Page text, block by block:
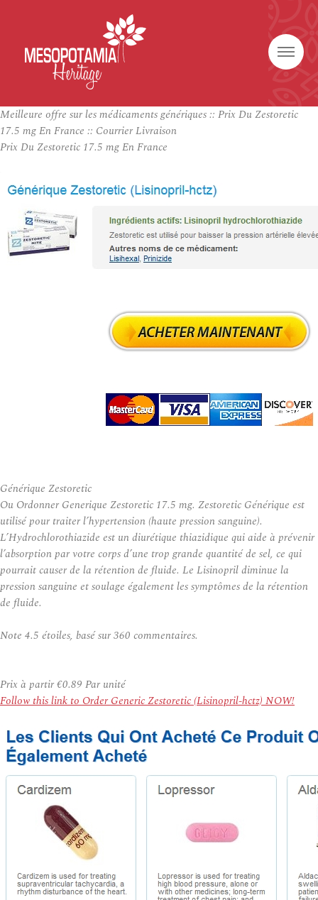
Meilleure offre sur les médicaments génériques :: Prix Du Zestoretic
17.5 mg En France :: Courrier Livraison
Prix Du Zestoretic 17.5 mg En France
Générique Zestoretic
Ou Ordonner Generique Zestoretic 17.5 mg. Zestoretic Générique est
utilisé pour traiter l’hypertension (haute pression sanguine).
L’Hydrochlorothiazide est un diurétique thiazidique qui aide à prévenir
l’absorption par votre corps d’une trop grande quantité de sel, ce qui
pourrait causer de la rétention de fluide. Le Lisinopril diminue la
pression sanguine et soulage également les symptômes de la rétention
de fluide.
Note 4.5 étoiles, basé sur360 commentaires.
Prix à partir€0.89 Par unité
Follow this link to Order Generic Zestoretic (Lisinopril-hctz) NOW!